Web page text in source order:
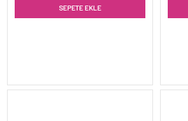
SEPETE EKLE